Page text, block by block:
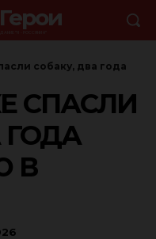
собаку, два года
СПАСЛИ
ГОДА
В